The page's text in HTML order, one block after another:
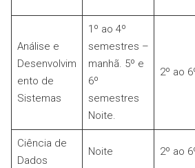
Análise e
Desenvolvim
ento de
Sistemas
1º ao 4º
semestres –
manhã. 5º e
6º
semestres
Noite.
2º ao
Ciência de
Dados
Noite 2º ao